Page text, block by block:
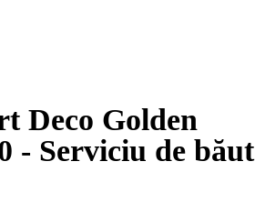
Deco Golden
- Serviciu de băut